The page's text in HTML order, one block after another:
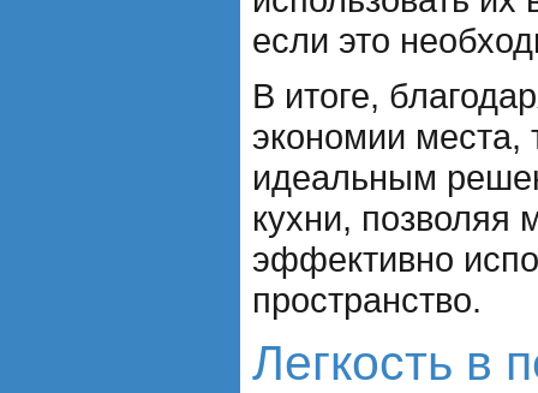
если это
В итоге,
экономии места,
идеальным
кухни, позволяя
эффективно
пространство.
Легкость в